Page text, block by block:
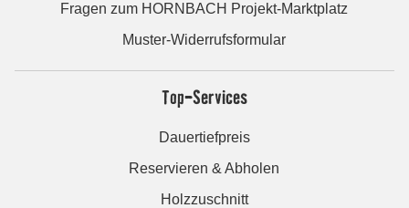
Fragen zum HORNBACH Projekt-Marktplatz
Muster-Widerrufsformular
Top-Services
Dauertiefpreis
Reservieren & Abholen
Holzzuschnitt